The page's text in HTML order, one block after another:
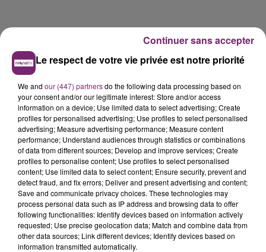
LES AUTRES JEUX >
Le respect de votre vie privée est notre priorité
We and our (447) partnersdo the following data processing based on
your consent and/or our legitimate interest: Store and/or access
information on a device; Use limited data to select advertising; Create
profiles for personalised advertising; Use profiles to select personalised
advertising; Measure advertising performance; Measure content
performance; Understand audiences through statistics or combinations
of data from different sources; Develop and improve services; Create
profiles to personalise content; Use profiles to select personalised
content; Use limited data to select content; Ensure security, prevent and
detect fraud, and fix errors; Deliver and present advertising and content;
Save and communicate privacy choices. These technologies may
process personal data such as IP address and browsing data to offer
following functionalities: Identify devices based on information actively
requested; Use precise geolocation data; Match and combine data from
other data sources; Link different devices; Identify devices based on
information transmitted automatically.
Continuer sans accepter